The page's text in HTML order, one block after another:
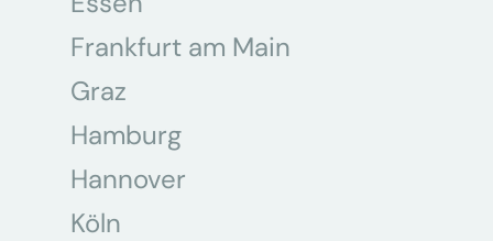
Frankfurt am Main
Graz
Hamburg
Hannover
Köln